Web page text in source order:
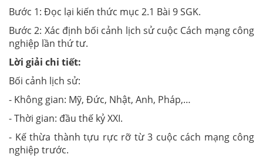
Bước 1: Đọc lại kiến thức mục 2.1 Bài 9 SGK.
Bước 2: Xác định bối cảnh lịch sử cuộc Cách mạng công
nghiệp lần thứ tư.
Lời giải chi tiết:
Bối cảnh lịch sử:
- Không gian: Mỹ, Đức, Nhật, Anh, Pháp,…
- Thời gian: đầu thế kỷ XXI.
- Kế thừa thành tựu rực rỡ từ 3 cuộc cách mạng công
nghiệp trước.